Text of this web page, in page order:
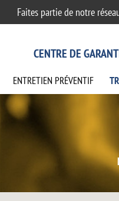
Faites partie de notre
CENTRE DE
ENTRETIEN PRÉVENTIF